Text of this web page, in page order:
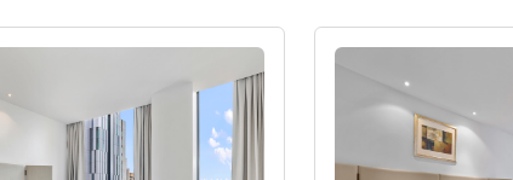
Más información